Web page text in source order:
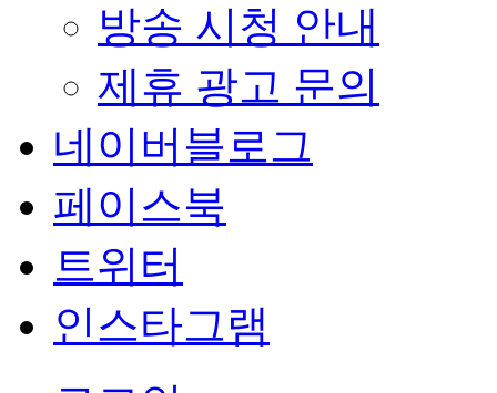
방송 시청 안내
제휴 광고 문의
네이버블로그
페이스북
트위터
인스타그램